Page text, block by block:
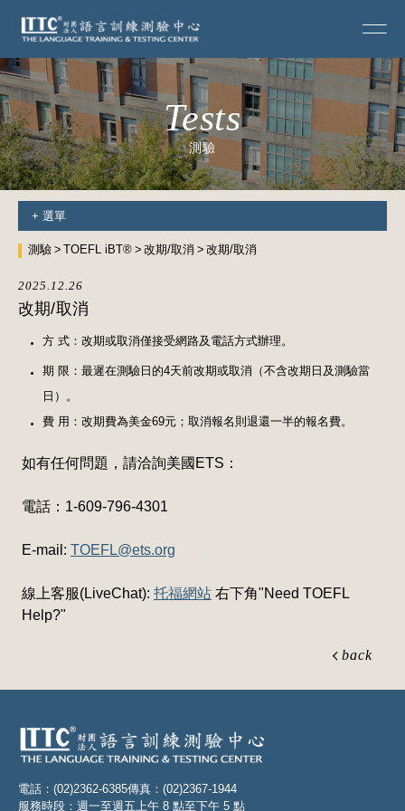
Tests
測驗
+ 選單
測驗 TOEFL iBT® 改期/取消 改期/取消
2025.12.26
改期/取消
方 式：改期或取消僅接受網路及電話方式辦理。
期 限：最遲在測驗日的4天前改期或取消（不含改期日及測驗當
日）。
費 用：改期費為美金69元；取消報名則退還一半的報名費。
如有任何問題，請洽詢美國ETS：
電話：1-609-796-4301
E-mail: TOEFL@ets.org
線上客服(LiveChat): 托福網站 右下角"Need TOEFL
Help?"
back
電話：(02)2362-6385傳真：(02)2367-1944
服務時段：週一至週五上午 8 點至下午 5 點